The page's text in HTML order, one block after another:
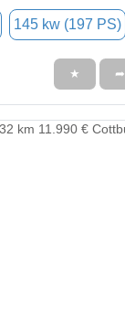
145 kw (197 PS)
★ ➦